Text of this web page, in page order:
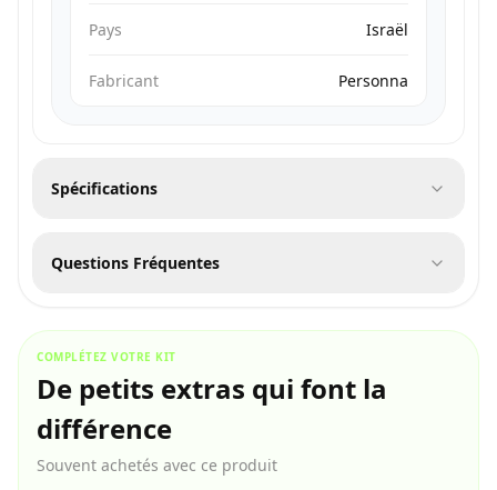
Pays Israël
Fabricant Personna
Spécifications
Questions Fréquentes
COMPLÉTEZ VOTRE KIT
De petits extras qui font la
différence
Souvent achetés avec ce produit